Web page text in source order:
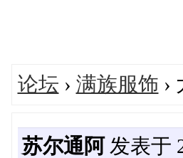
论坛 › 满族服饰 ›
苏尔通阿发表于